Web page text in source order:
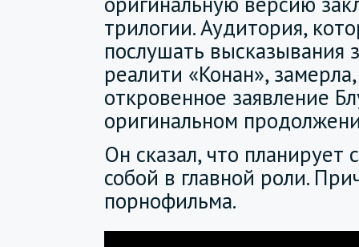
трилогии. Аудитория,
послушать высказывания
реалити «Конан»,
откровенное заявление
оригинальном
Он сказал, что планирует
собой в главной роли.
порнофильма.